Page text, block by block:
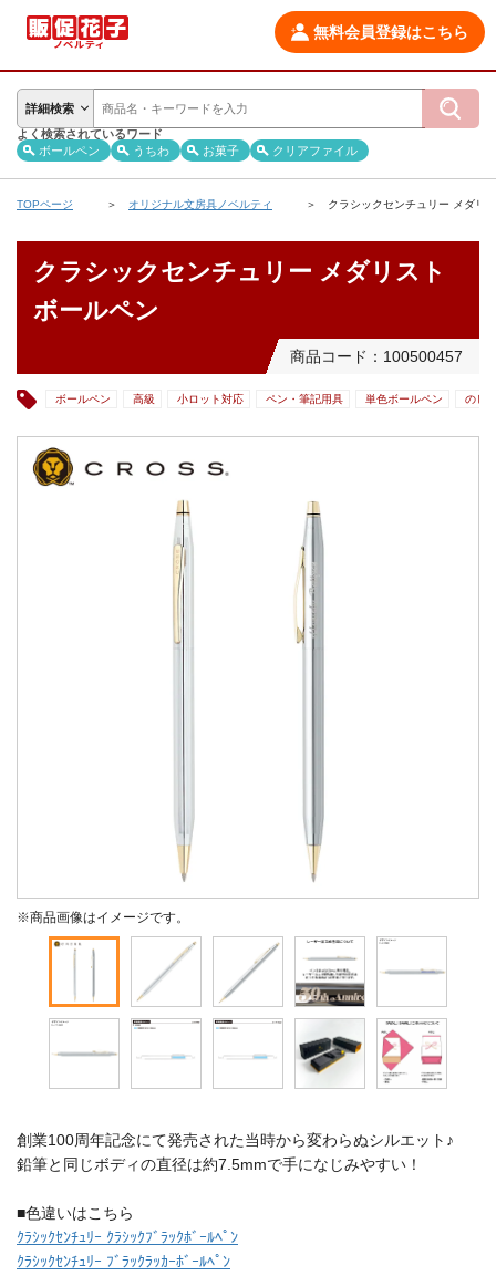
無料会員登録はこちら
詳細検索
よく検索されているワード
ボールペン
うちわ お菓子 クリアファイル
TOPページ オリジナル文房具ノベルティ クラシックセンチュリー メダリ
クラシックセンチュリー メダリスト
ボールペン
商品コード：100500457
ボールペン 高級 小ロット対応 ペン・筆記用具 単色ボールペン のし
※商品画像はイメージです。
創業100周年記念にて発売された当時から変わらぬシルエット♪
鉛筆と同じボディの直径は約7.5mmで手になじみやすい！
■色違いはこちら
ｸﾗｼｯｸｾﾝﾁｭﾘｰ ｸﾗｼｯｸﾌﾞﾗｯｸﾎﾞｰﾙﾍﾟﾝ
ｸﾗｼｯｸｾﾝﾁｭﾘｰ ﾌﾞﾗｯｸﾗｯｶｰﾎﾞｰﾙﾍﾟﾝ